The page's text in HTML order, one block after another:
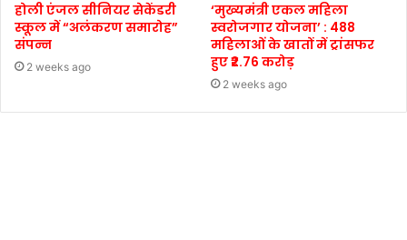
होली एंजल सीनियर सेकेंडरी
स्कूल में “अलंकरण समारोह”
संपन्न
2 weeks ago
‘मुख्यमंत्री एकल महिला
स्वरोजगार योजना’ : 488
महिलाओं के खातों में ट्रांसफर
हुए ₹2.76 करोड़
2 weeks ago